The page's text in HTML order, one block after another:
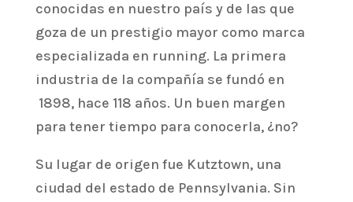
conocidas en nuestro país y de las que
goza de un prestigio mayor como marca
especializada en running. La primera
industria de la compañía se fundó en
1898, hace 118 años. Un buen margen
para tener tiempo para conocerla, ¿no?
Su lugar de origen fue Kutztown, una
ciudad del estado de Pennsylvania. Sin